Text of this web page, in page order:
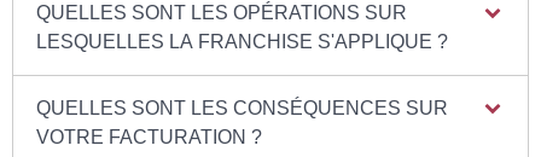
QUELLES SONT LES OPÉRATIONS SUR
LESQUELLES LA FRANCHISE S'APPLIQUE ?
QUELLES SONT LES CONSÉQUENCES SUR
VOTRE FACTURATION ?